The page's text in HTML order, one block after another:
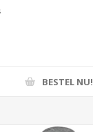
BESTEL NU!